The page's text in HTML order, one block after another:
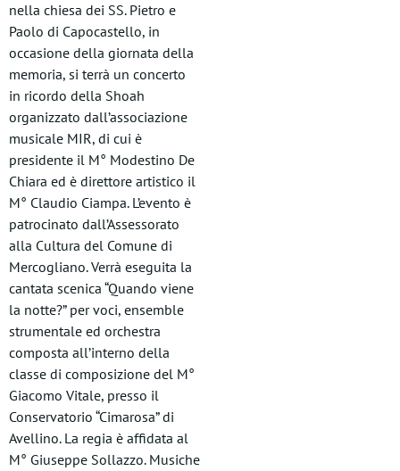
nella chiesa dei SS. Pietro e
Paolo di Capocastello, in
occasione della giornata della
memoria, si terrà un concerto
in ricordo della Shoah
organizzato dall’associazione
musicale MIR, di cui è
presidente il M° Modestino De
Chiara ed è direttore artistico il
M° Claudio Ciampa. L’evento è
patrocinato dall’Assessorato
alla Cultura del Comune di
Mercogliano. Verrà eseguita la
cantata scenica “Quando viene
la notte?” per voci, ensemble
strumentale ed orchestra
composta all’interno della
classe di composizione del M°
Giacomo Vitale, presso il
Conservatorio “Cimarosa” di
Avellino. La regia è affidata al
M° Giuseppe Sollazzo. Musiche